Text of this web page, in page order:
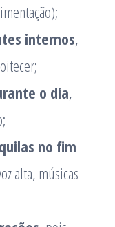
internos,
o dia,
no fim
alta, músicas